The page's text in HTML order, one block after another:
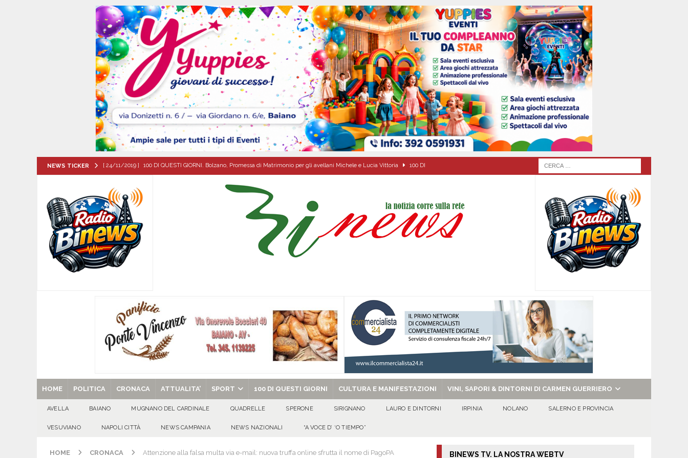
NEWS TICKER [ 24/11/2019 ] 100 DI QUESTI GIORNI. Bolzano, Promessa di Matrimonio per gli avellani Michele e Lucia Vittoria 100 DI
[ 09/08/2026 ] Turismo delle radici, confronto a Sant’Angelo dei Lombardi sui progetti del territorio
[ 09/08/2026 ] Flumeri, ieri 8 agosto ’26 l’alzata del nuovo “Giglio“ di grano. ALTA IRPINIA
[ 09/08/2026 ] MUGNANO DEL CARDINALE. Chi era Carmine Colucci, il 60enne morto tragicamente nel giorno della festa di
Santa Filomena
[ 09/08/2026 ]
[ 29/08/2025 ] SANT’Oggi. Venerdì 29 agosto la chiesa celebra il Martirio di san Giovanni Battista e santa Sabina EVIDENZA
HOME POLITICA CRONACA ATTUALITA’ SPORT 100 DI QUESTI GIORNI CULTURA E MANIFESTAZIONI VINI, SAPORI & DINTORNI DI CARMEN GUERRIERO
AVELLA BAIANO MUGNANO DEL CARDINALE QUADRELLE SPERONE SIRIGNANO LAURO E DINTORNI IRPINIA NOLANO SALERNO E PROVINCIA
VESUVIANO NAPOLI CITTÀ NEWS CAMPANIA NEWS NAZIONALI “A VOCE D’ ‘O TIEMPO”
HOME CRONACA Attenzione alla falsa multa via e-mail: nuova truffa online sfrutta il nome di PagoPA BINEWS TV. LA NOSTRA WEBTV